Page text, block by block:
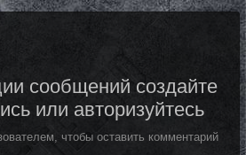
сообщений создайте
или авторизуйтесь
чтобы оставить комментарий